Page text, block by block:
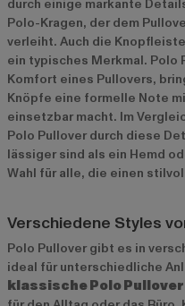
durch einige markante
Polo-Kragen, der dem
verleiht. Auch die
ein typisches Merkmal. Polo
Komfort eines Pullovers,
Knöpfe eine formelle Note
einsetzbar macht. Im
Polo Pullover durch diese
lässiger sind als ein Hemd
Wahl für alle, die einen
Verschiedene Styles
Polo Pullover gibt es in
ideal für unterschiedliche
klassische Polo Pullover